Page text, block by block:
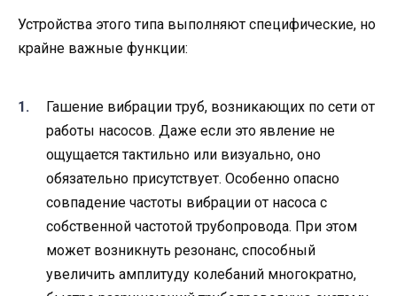
Устройства этого типа выполняют специфические, но
крайне важные функции:
Гашение вибрации труб, возникающих по сети от
работы насосов. Даже если это явление не
ощущается тактильно или визуально, оно
обязательно присутствует. Особенно опасно
совпадение частоты вибрации от насоса с
собственной частотой трубопровода. При этом
может возникнуть резонанс, способный
увеличить амплитуду колебаний многократно,